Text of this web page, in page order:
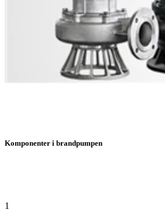
Komponenter i brandpumpen
1